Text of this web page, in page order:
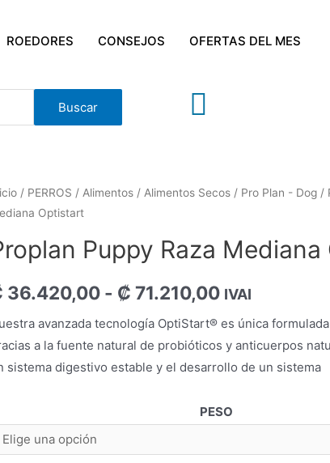
ROEDORES CONSEJOS OFERTAS DEL MES
Buscar
/ PERROS / Alimentos / Alimentos Secos / Pro Plan - Dog /
Optistart
Puppy Raza
36.420,00 - ₡ 71.210,00 IVAI
avanzada tecnología OptiStart® es única
a la fuente natural de probióticos y anticuerpos
sistema digestivo estable y el desarrollo de un sistema
PESO